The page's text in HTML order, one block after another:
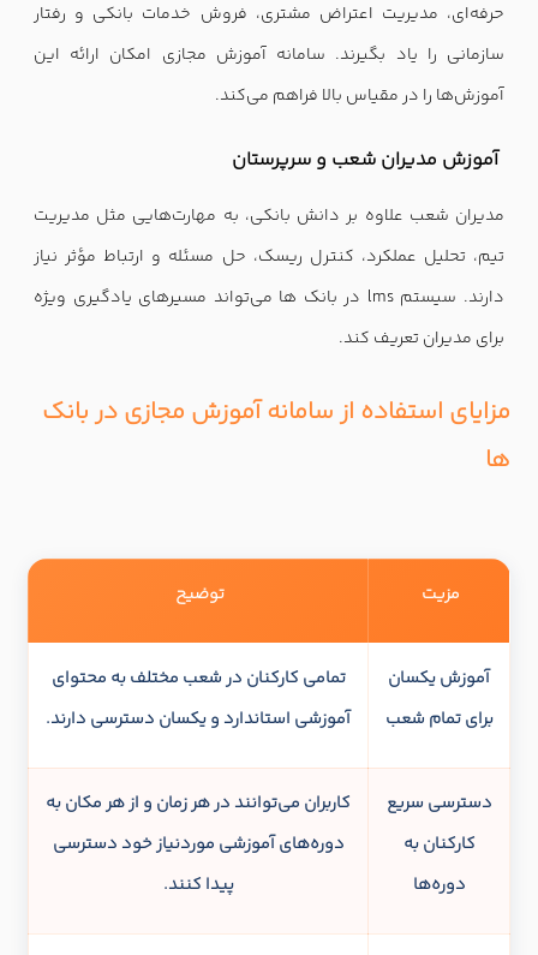
حرفه‌ای، مدیریت اعتراض مشتری، فروش خدمات بانکی و رفتار
سازمانی را یاد بگیرند. سامانه آموزش مجازی امکان ارائه این
آموزش‌ها را در مقیاس بالا فراهم می‌کند.
آموزش مدیران شعب و سرپرستان
مدیران شعب علاوه بر دانش بانکی، به مهارت‌هایی مثل مدیریت
تیم، تحلیل عملکرد، کنترل ریسک، حل مسئله و ارتباط مؤثر نیاز
دارند. سیستم lms در بانک ها می‌تواند مسیرهای یادگیری ویژه
برای مدیران تعریف کند.
مزایای استفاده از سامانه آموزش مجازی در بانک
ها
مزیت توضیح
آموزش یکسان
برای تمام شعب
تمامی کارکنان در شعب مختلف به محتوای
آموزشی استاندارد و یکسان دسترسی دارند.
دسترسی سریع
کارکنان به
دوره‌ها
کاربران می‌توانند در هر زمان و از هر مکان به
دوره‌های آموزشی موردنیاز خود دسترسی
پیدا کنند.